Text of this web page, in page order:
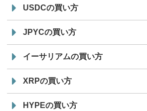
USDCの買い方
JPYCの買い方
イーサリアムの買い方
XRPの買い方
HYPEの買い方